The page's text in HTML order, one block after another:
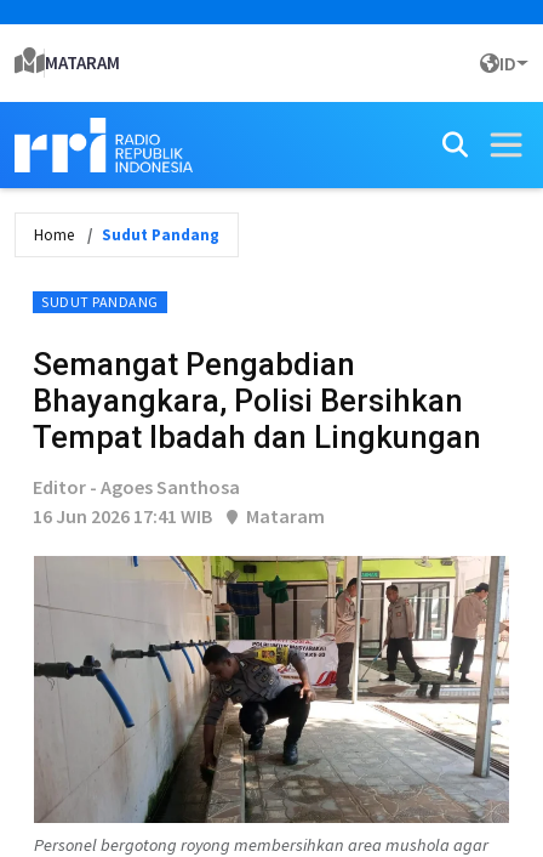
MATARAM ID
Home Sudut Pandang
SUDUT PANDANG
Semangat Pengabdian
Bhayangkara, Polisi Bersihkan
Tempat Ibadah dan Lingkungan
Editor - Agoes Santhosa
16 Jun 2026 17:41 WIB
Mataram
Personel bergotong royong membersihkan area mushola agar